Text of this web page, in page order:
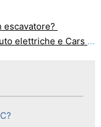
escavatore?
elettriche e Cars Fuel